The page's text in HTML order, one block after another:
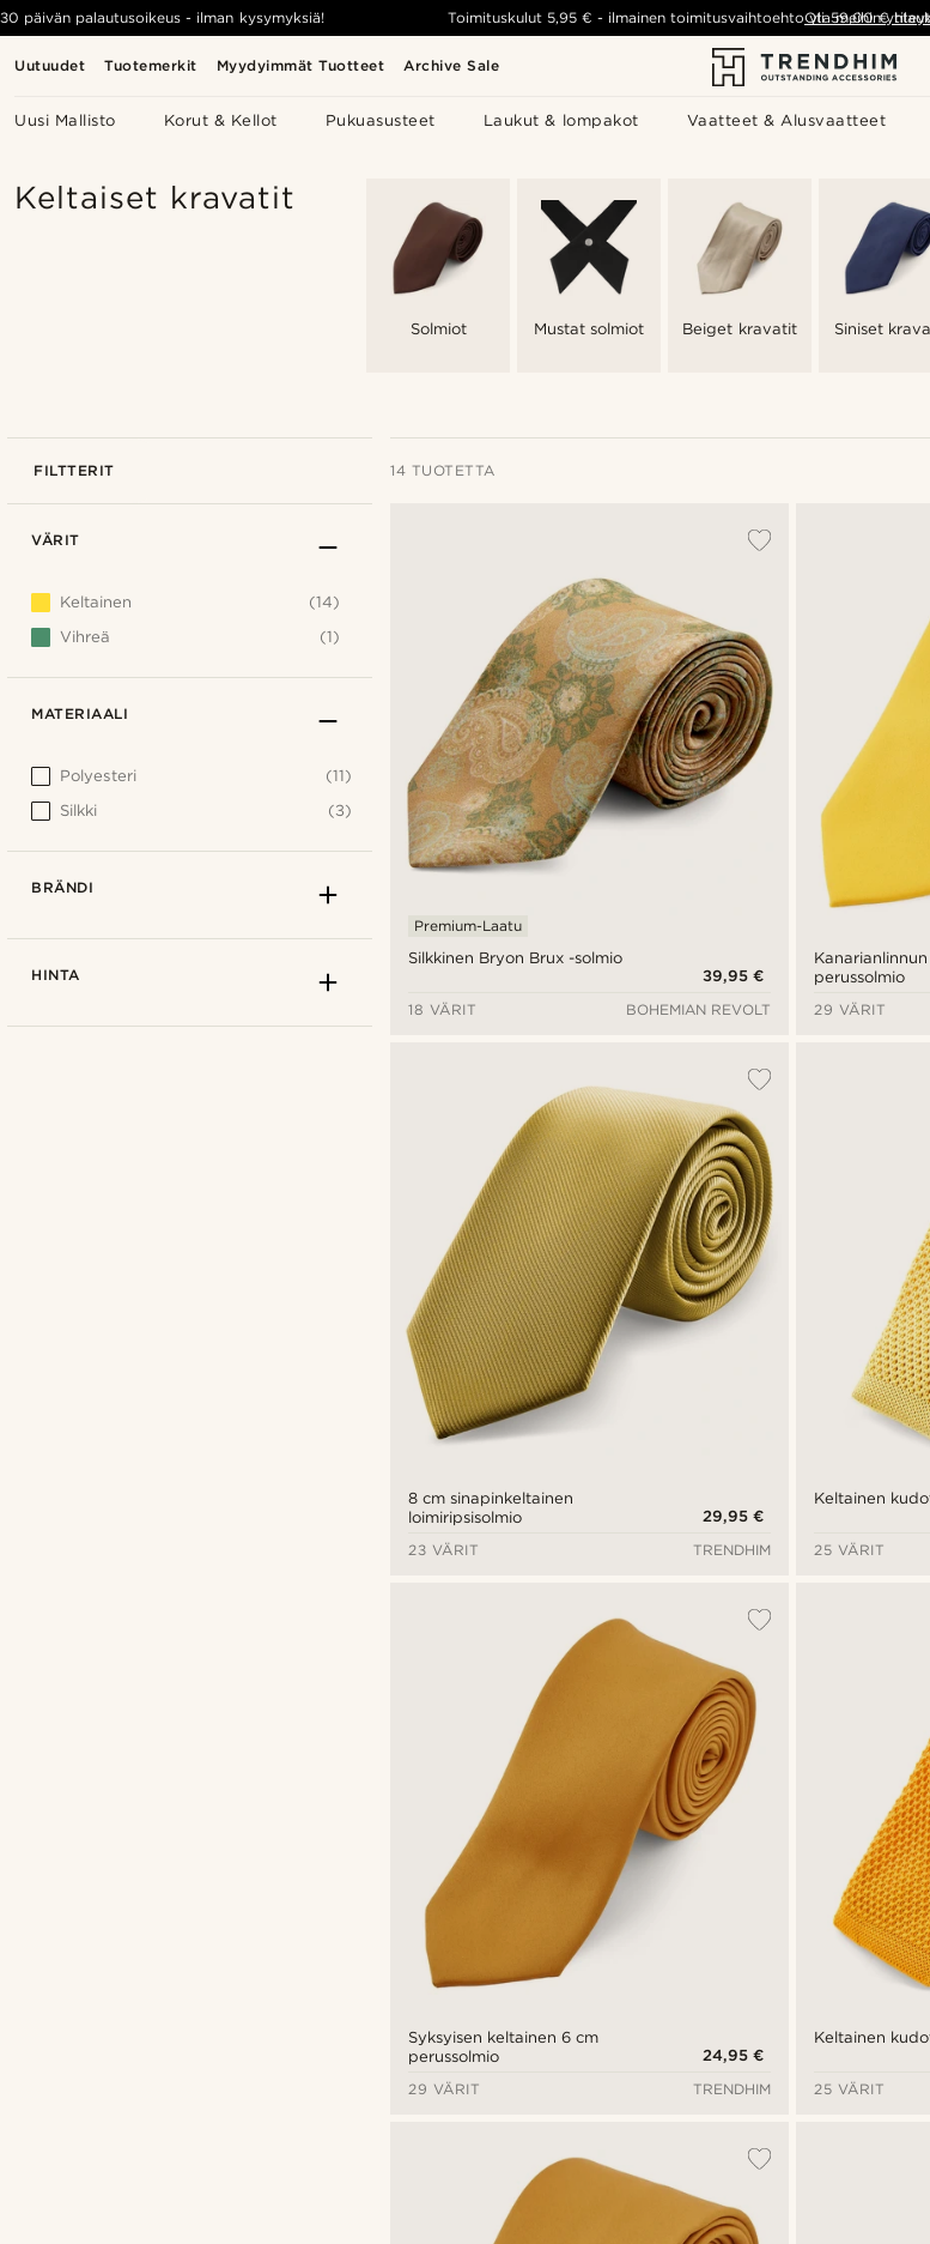
Uutuudet Tuotemerkit Myydyimmät Tuotteet Archive Sale
Uusi Mallisto Korut & Kellot Pukuasusteet Laukut & lompakot Vaatteet & Alusvaatteet
30 päivän palautusoikeus - ilman kysymyksiä! Toimituskulut 5,95 € - ilmainen toimitusvaihtoehto yli 59,00 €
Ota meihin
Keltaiset kravatit
Solmiot Mustat solmiot Beiget kravatit Siniset
FILTTERIT 14 TUOTETTA
Silkkinen Bryon Brux -solmio
Premium-Laatu
39,95 €
18 VÄRIT
BOHEMIAN REVOLT
perussolmio
29 VÄRIT
8 cm sinapinkeltainen
loimiripsisolmio
29,95 €
23 VÄRIT
TRENDHIM
Keltainen
25 VÄRIT
Syksyisen keltainen 6 cm
perussolmio
24,95 €
29 VÄRIT
TRENDHIM
Keltainen
25 VÄRIT
VÄRIT
Keltainen
(14)
Vihreä
(1)
MATERIAALI
Polyesteri
(11)
Silkki
(3)
BRÄNDI
HINTA